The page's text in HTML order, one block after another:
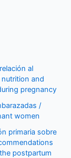
al
and
pregnancy
/
women
primaria sobre
postpartum